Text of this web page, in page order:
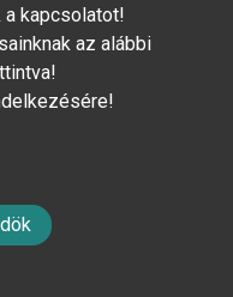
a kapcsolatot!
az alábbi